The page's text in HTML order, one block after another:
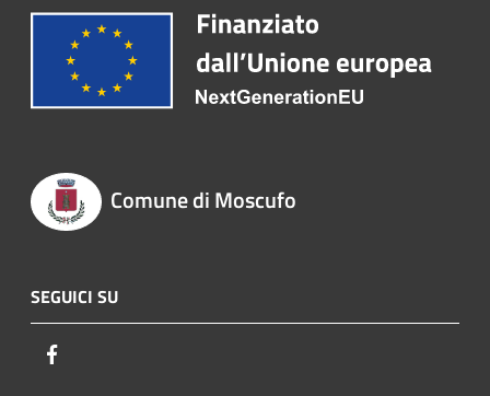
Comune di Moscufo
SEGUICI SU